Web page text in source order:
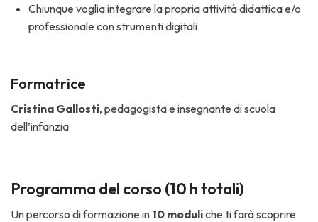
Chiunque voglia integrare la propria attività didattica e/o
professionale con strumenti digitali
Formatrice
Cristina Gallosti, pedagogista e insegnante di scuola
dell’infanzia
Programma del corso (10 h totali)
Un percorso di formazione in 10 moduliche ti farà scoprire